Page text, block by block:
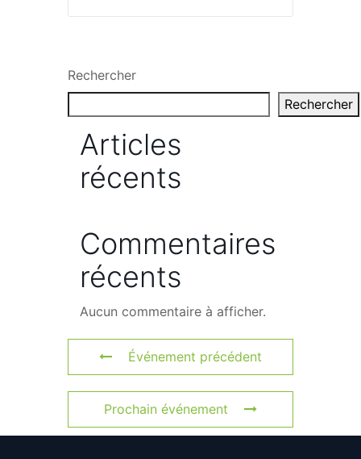
Rechercher
Rechercher
Articles
récents
Commentaires
récents
Aucun commentaire à afficher.
Événement précédent
Prochain événement